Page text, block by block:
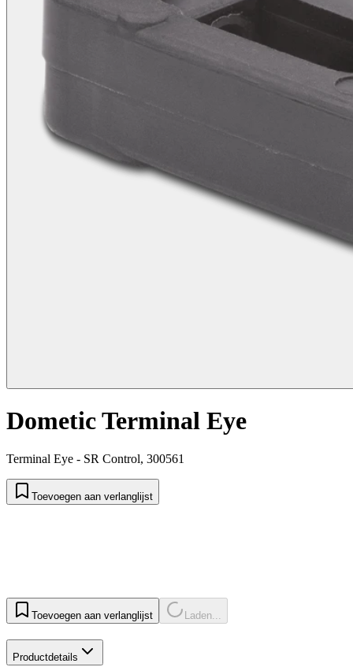
Dometic Terminal Eye
Terminal Eye - SR Control, 300561
Toevoegen aan verlanglijst
Toevoegen aan verlanglijst Laden...
Productdetails